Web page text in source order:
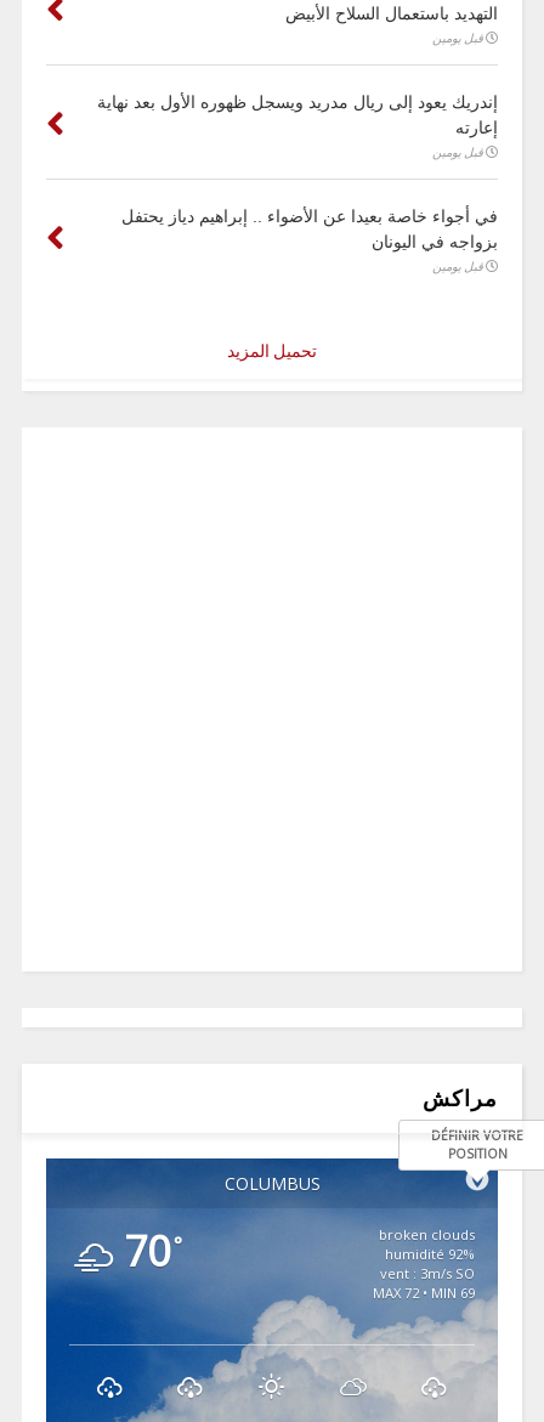
التهديد باستعمال السلاح الأبيض
قبل يومين
إندريك يعود إلى ريال مدريد ويسجل ظهوره الأول بعد نهاية
إعارته
قبل يومين
في أجواء خاصة بعيدا عن الأضواء .. إبراهيم دياز يحتفل
بزواجه في اليونان
قبل يومين
تحميل المزيد
مراكش
COLUMBUS
DÉFINIR VOTRE
POSITION
70°
broken clouds
92% humidité
vent : 3m/s SO
MAX 72 • MIN 69